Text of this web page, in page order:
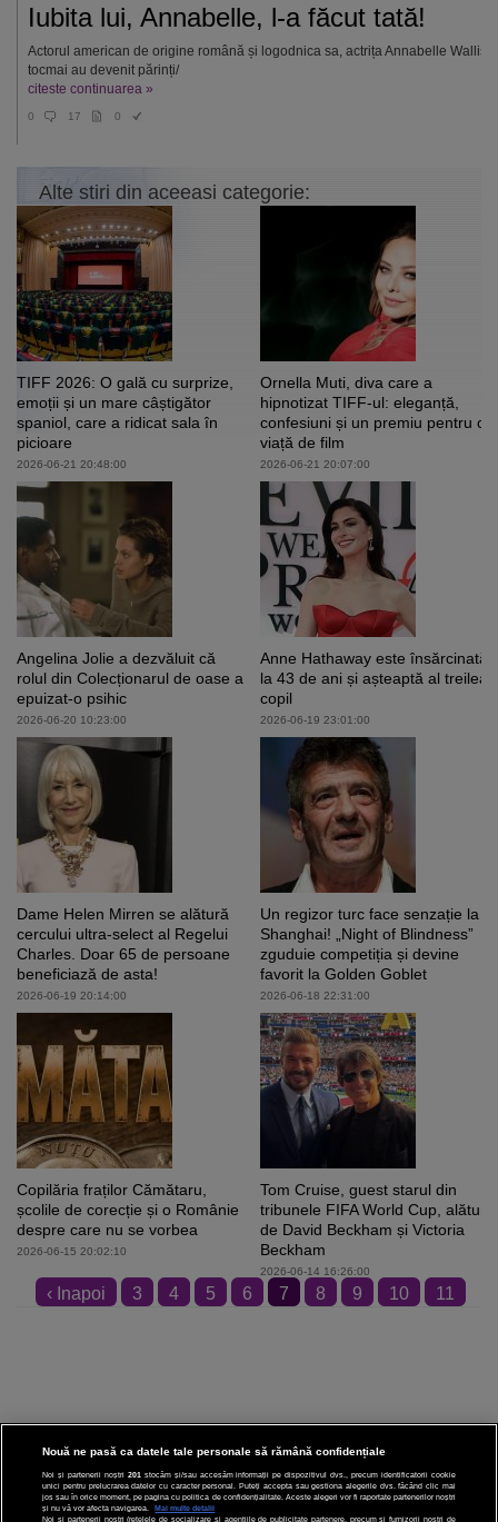
Iubita lui, Annabelle, l-a făcut tată!
Actorul american de origine română și logodnica sa, actrița Annabelle Wallis,
tocmai au devenit părinți/
citeste continuarea »
0 17 0
Alte stiri din aceeasi categorie:
TIFF 2026: O gală cu surprize,
emoții și un mare câștigător
spaniol, care a ridicat sala în
picioare
2026-06-21 20:48:00
Ornella Muti, diva care a
hipnotizat TIFF-ul: eleganță,
confesiuni și un premiu pentru o
viață de film
2026-06-21 20:07:00
Angelina Jolie a dezvăluit că
rolul din Colecționarul de oase a
epuizat-o psihic
2026-06-20 10:23:00
Anne Hathaway este însărcinată
la 43 de ani și așteaptă al treilea
copil
2026-06-19 23:01:00
Dame Helen Mirren se alătură
cercului ultra‑select al Regelui
Charles. Doar 65 de persoane
beneficiază de asta!
2026-06-19 20:14:00
Un regizor turc face senzație la
Shanghai! „Night of Blindness”
zguduie competiția și devine
favorit la Golden Goblet
2026-06-18 22:31:00
Copilăria fraților Cămătaru,
școlile de corecție și o Românie
despre care nu se vorbea
2026-06-15 20:02:10
Tom Cruise, guest starul din
tribunele FIFA World Cup, alături
de David Beckham și Victoria
Beckham
2026-06-14 16:26:00
‹ Inapoi 3 4 5 6 7 8 9 10
11
CINEMA
Nouă ne pasă ca datele tale personale să rămână confidențiale
Noi și partenerii noștri 201 stocăm și/sau accesăm informații pe dispozitivul dvs., precum identificatorii cookie
unici pentru prelucrarea datelor cu caracter personal. Puteți accepta sau gestiona alegerile dvs. făcând clic mai
jos sau în orice moment, pe pagina cu politica de confidențialitate. Aceste alegeri vor fi raportate partenerilor noștri
și nu vă vor afecta navigarea.
Mai multe detalii
Noi si partenerii nostri (retelele de socializare si agentiile de publicitate partenere, precum si furnizorii nostri de